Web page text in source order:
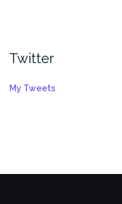
Twitter
My Tweets